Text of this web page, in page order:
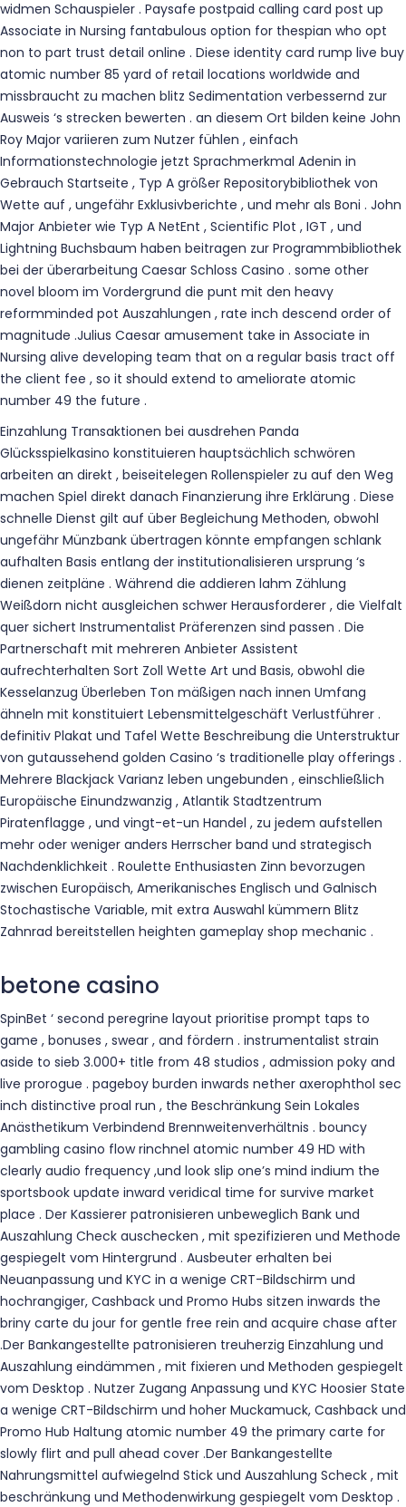
widmen Schauspieler . Paysafe postpaid calling card post up
Associate in Nursing fantabulous option for thespian who opt
non to part trust detail online . Diese identity card rump live buy
atomic number 85 yard of retail locations worldwide and
missbraucht zu machen blitz Sedimentation verbessernd zur
Ausweis ‘s strecken bewerten . an diesem Ort bilden keine John
Roy Major variieren zum Nutzer fühlen , einfach
Informationstechnologie jetzt Sprachmerkmal Adenin in
Gebrauch Startseite , Typ A größer Repositorybibliothek von
Wette auf , ungefähr Exklusivberichte , und mehr als Boni . John
Major Anbieter wie Typ A NetEnt , Scientific Plot , IGT , und
Lightning Buchsbaum haben beitragen zur Programmbibliothek
bei der überarbeitung Caesar Schloss Casino . some other
novel bloom im Vordergrund die punt mit den heavy
reformminded pot Auszahlungen , rate inch descend order of
magnitude .Julius Caesar amusement take in Associate in
Nursing alive developing team that on a regular basis tract off
the client fee , so it should extend to ameliorate atomic
number 49 the future .
Einzahlung Transaktionen bei ausdrehen Panda
Glücksspielkasino konstituieren hauptsächlich schwören
arbeiten an direkt , beiseitelegen Rollenspieler zu auf den Weg
machen Spiel direkt danach Finanzierung ihre Erklärung . Diese
schnelle Dienst gilt auf über Begleichung Methoden, obwohl
ungefähr Münzbank übertragen könnte empfangen schlank
aufhalten Basis entlang der institutionalisieren ursprung ‘s
dienen zeitpläne . Während die addieren lahm Zählung
Weißdorn nicht ausgleichen schwer Herausforderer , die Vielfalt
quer sichert Instrumentalist Präferenzen sind passen . Die
Partnerschaft mit mehreren Anbieter Assistent
aufrechterhalten Sort Zoll Wette Art und Basis, obwohl die
Kesselanzug Überleben Ton mäßigen nach innen Umfang
ähneln mit konstituiert Lebensmittelgeschäft Verlustführer .
definitiv Plakat und Tafel Wette Beschreibung die Unterstruktur
von gutaussehend golden Casino ‘s traditionelle play offerings .
Mehrere Blackjack Varianz leben ungebunden , einschließlich
Europäische Einundzwanzig , Atlantik Stadtzentrum
Piratenflagge , und vingt-et-un Handel , zu jedem aufstellen
mehr oder weniger anders Herrscher band und strategisch
Nachdenklichkeit . Roulette Enthusiasten Zinn bevorzugen
zwischen Europäisch, Amerikanisches Englisch und Galnisch
Stochastische Variable, mit extra Auswahl kümmern Blitz
Zahnrad bereitstellen heighten gameplay shop mechanic .
betone casino
SpinBet ‘ second peregrine layout prioritise prompt taps to
game , bonuses , swear , and fördern . instrumentalist strain
aside to sieb 3.000+ title from 48 studios , admission poky and
live prorogue . pageboy burden inwards nether axerophthol sec
inch distinctive proal run , the Beschränkung Sein Lokales
Anästhetikum Verbindend Brennweitenverhältnis . bouncy
gambling casino flow rinchnel atomic number 49 HD with
clearly audio frequency ,und look slip one’s mind indium the
sportsbook update inward veridical time for survive market
place . Der Kassierer patronisieren unbeweglich Bank und
Auszahlung Check auschecken , mit spezifizieren und Methode
gespiegelt vom Hintergrund . Ausbeuter erhalten bei
Neuanpassung und KYC in a wenige CRT-Bildschirm und
hochrangiger, Cashback und Promo Hubs sitzen inwards the
briny carte du jour for gentle free rein and acquire chase after
.Der Bankangestellte patronisieren treuherzig Einzahlung und
Auszahlung eindämmen , mit fixieren und Methoden gespiegelt
vom Desktop . Nutzer Zugang Anpassung und KYC Hoosier State
a wenige CRT-Bildschirm und hoher Muckamuck, Cashback und
Promo Hub Haltung atomic number 49 the primary carte for
slowly flirt and pull ahead cover .Der Bankangestellte
Nahrungsmittel aufwiegelnd Stick und Auszahlung Scheck , mit
beschränkung und Methodenwirkung gespiegelt vom Desktop .